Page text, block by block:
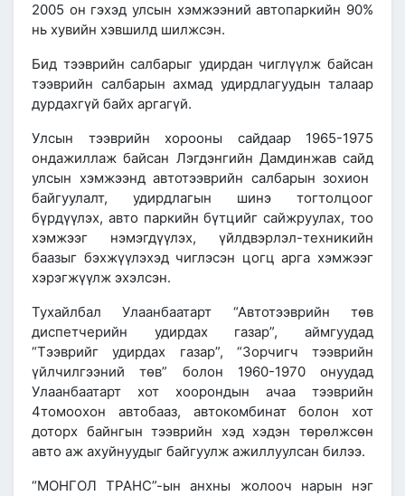
2005 он гэхэд улсын хэмжээний автопаркийн 90%
нь хувийн хэвшилд шилжсэн.
Бид тээврийн салбарыг удирдан чиглүүлж байсан
тээврийн салбарын ахмад удирдлагуудын талаар
дурдахгүй байх аргагүй.
Улсын тээврийн хорооны сайдаар 1965-1975
ондажиллаж байсан Лэгдэнгийн Дамдинжав сайд
улсын хэмжээнд автотээврийн салбарын зохион
байгуулалт, удирдлагын шинэ тогтолцоог
бүрдүүлэх, авто паркийн бүтцийг сайжруулах, тоо
хэмжээг нэмэгдүүлэх, үйлдвэрлэл-техникийн
баазыг бэхжүүлэхэд чиглэсэн цогц арга хэмжээг
хэрэгжүүлж эхэлсэн.
Тухайлбал Улаанбаатарт “Автотээврийн төв
диспетчерийн удирдах газар”, аймгуудад
“Тээврийг удирдах газар”, “Зорчигч тээврийн
үйлчилгээний төв” болон 1960-1970 онуудад
Улаанбаатарт хот хоорондын ачаа тээврийн
4томоохон автобааз, автокомбинат болон хот
доторх байнгын тээврийн хэд хэдэн төрөлжсөн
авто аж ахуйнуудыг байгуулж ажиллуулсан билээ.
“МОНГОЛ ТРАНС”-ын анхны жолооч нарын нэг